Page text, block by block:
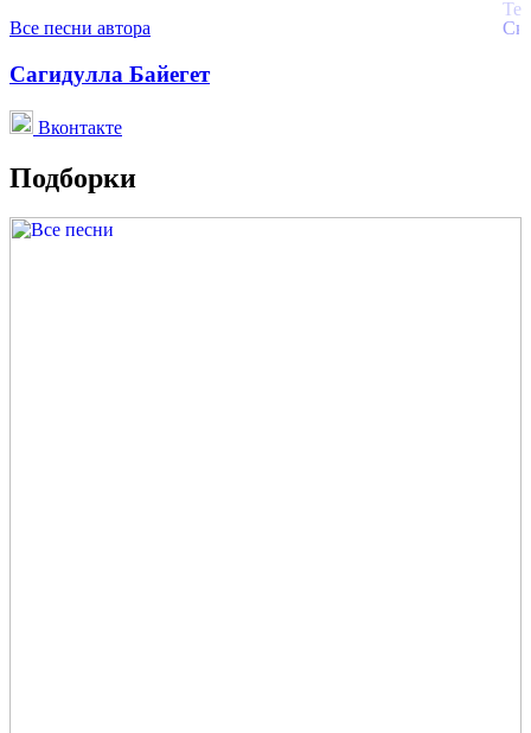
Все песни автора
Сагидулла Байегет
Вконтакте
Подборки